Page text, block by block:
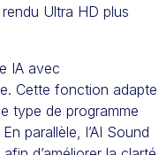
Ultra HD plus
IA avec
Cette fonction adapte
type de programme
parallèle, l’AI Sound